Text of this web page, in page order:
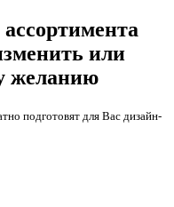
или
желанию
подготовят для Вас дизайн-